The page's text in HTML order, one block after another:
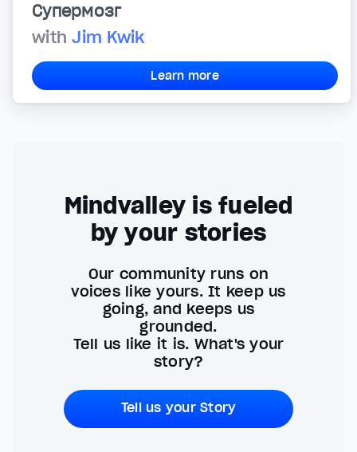
Супермозг
withJim Kwik
Learn more
Mindvalley is fueled
by your stories
Our community runs on
voices like yours. It keep us
going, and keeps us
grounded.
Tell us like it is. What's your
story?
Tell us your Story